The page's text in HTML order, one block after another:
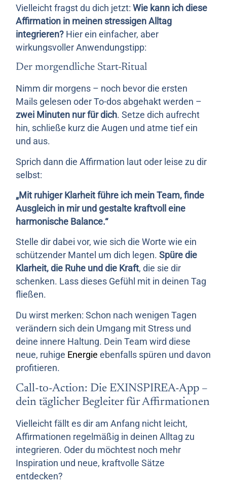
Vielleicht fragst du dich jetzt:Wie kann ich diese
Affirmation in meinen stressigen Alltag
integrieren? Hier ein einfacher, aber
wirkungsvoller Anwendungstipp:
Der morgendliche Start-Ritual
Nimm dir morgens – noch bevor die ersten
Mails gelesen oder To-dos abgehakt werden –
zwei Minuten nur für dich. Setze dich aufrecht
hin, schließe kurz die Augen und atme tief ein
und aus.
Sprich dann die Affirmation laut oder leise zu dir
selbst:
„Mit ruhiger Klarheit führe ich mein Team, finde
Ausgleich in mir und gestalte kraftvoll eine
harmonische Balance.“
Stelle dir dabei vor, wie sich die Worte wie ein
schützender Mantel um dich legen.Spüre die
Klarheit, die Ruhe und die Kraft, die sie dir
schenken. Lass dieses Gefühl mit in deinen Tag
fließen.
Du wirst merken: Schon nach wenigen Tagen
verändern sich dein Umgang mit Stress und
deine innere Haltung. Dein Team wird diese
neue, ruhige Energie ebenfalls spüren und davon
profitieren.
Call-to-Action: Die EXINSPIREA-App –
dein täglicher Begleiter für Affirmationen
Vielleicht fällt es dir am Anfang nicht leicht,
Affirmationen regelmäßig in deinen Alltag zu
integrieren. Oder du möchtest noch mehr
Inspiration und neue, kraftvolle Sätze
entdecken?